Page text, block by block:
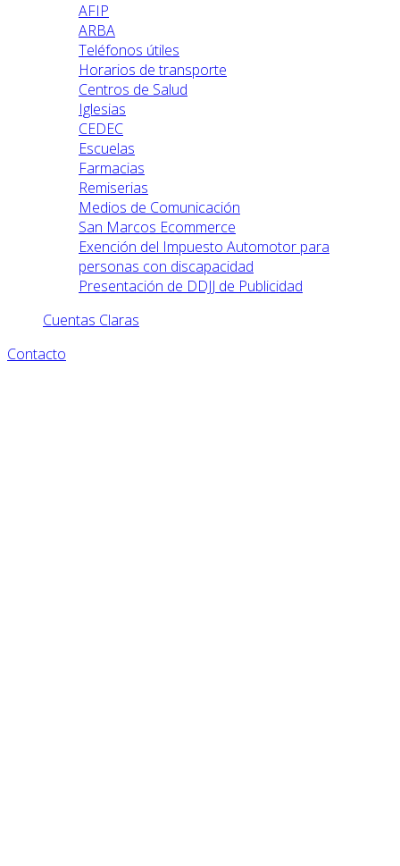
AFIP
ARBA
Teléfonos útiles
Horarios de transporte
Centros de Salud
Iglesias
CEDEC
Escuelas
Farmacias
Remiserias
Medios de Comunicación
San Marcos Ecommerce
Exención del Impuesto Automotor para
personas con discapacidad
Presentación de DDJJ de Publicidad
Cuentas Claras
Contacto